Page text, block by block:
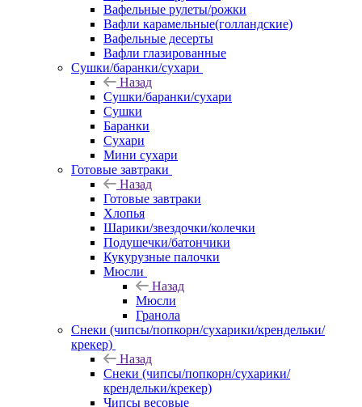
Вафельные рулеты/рожки
Вафли карамельные(голландские)
Вафельные десерты
Вафли глазированные
Сушки/баранки/сухари
Назад
Сушки/баранки/сухари
Сушки
Баранки
Сухари
Мини сухари
Готовые завтраки
Назад
Готовые завтраки
Хлопья
Шарики/звездочки/колечки
Подушечки/батончики
Кукурузные палочки
Мюсли
Назад
Мюсли
Гранола
Снеки (чипсы/попкорн/сухарики/крендельки/
крекер)
Назад
Снеки (чипсы/попкорн/сухарики/
крендельки/крекер)
Чипсы весовые